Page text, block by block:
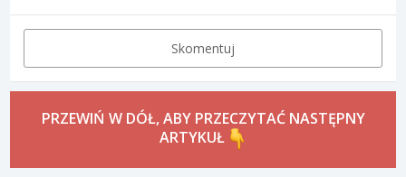
Skomentuj
PRZEWIŃ W DÓŁ, ABY PRZECZYTAĆ NASTĘPNY
ARTYKUŁ